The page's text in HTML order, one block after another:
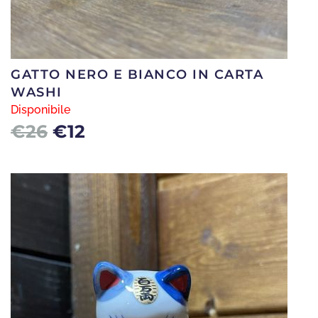
GATTO NERO E BIANCO IN CARTA
WASHI
Disponibile
€26 Il
originale
era:
€26.
€12
attuale
è:
€12.